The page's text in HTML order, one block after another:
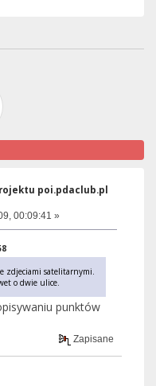
poi.pdaclub.pl
00:09:41 »
zdjeciami satelitarnymi.
o dwie ulice.
punktów
Zapisane